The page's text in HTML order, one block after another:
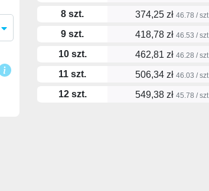
8 szt. 374,25 zł 46.78 / szt.
9 szt. 418,78 zł 46.53 / szt.
10 szt. 462,81 zł 46.28 / szt.
11 szt. 506,34 zł 46.03 / szt.
12 szt. 549,38 zł 45.78 / szt.